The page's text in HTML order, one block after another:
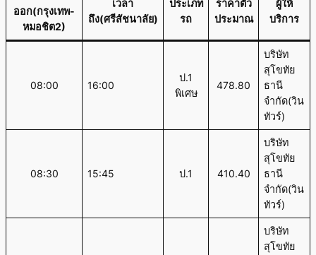
ออก(กรุงเทพ-
หมอชิต2)
เวลา
ถึง(ศรีสัชนาลัย)
ประเภท
รถ
ราคาตั๋ว
ประมาณ
ผู้ให้
บริการ
08:00 16:00
ป.1
พิเศษ
478.80
บริษัท
สุโขทัย
ธานี
จำกัด(วิน
ทัวร์)
08:30 15:45 ป.1 410.40
บริษัท
สุโขทัย
ธานี
จำกัด(วิน
ทัวร์)
บริษัท
สุโขทัย